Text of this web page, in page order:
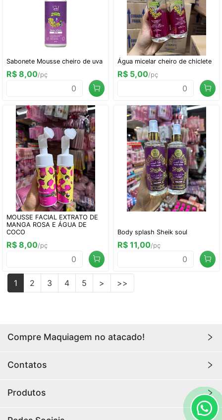
Sabonete Mousse cheiro de uva
R$ 8,00/pç
Água micelar cheiro de chiclete
R$ 5,00/pç
MOUSSE FACIAL EXTRATO DE
MANGA ROSA E ÁGUA DE
COCO
R$ 8,00/pç
Body splash Sheik soul
R$ 11,00/pç
1 2 3 4 5 > >>
Compre Maquiagem no atacado!
com os melhores preços. Acesse a loja da
Contatos
Rua Hannemann, 415, Loja 49, Canindé, São Paulo
- SP, 03031-040
Produtos